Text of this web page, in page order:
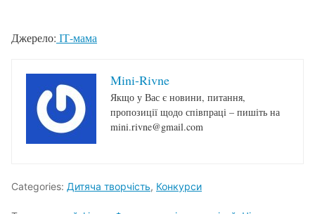
Джерело: ІТ-мама
Mini-Rivne
Якщо у Вас є новини, питання,
пропозиції щодо співпраці – пишіть на
mini.rivne@gmail.com
Categories: Дитяча творчість, Конкурси